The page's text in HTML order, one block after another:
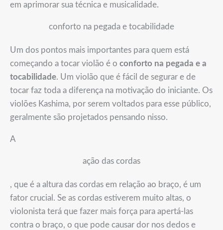
em aprimorar sua técnica e musicalidade.
conforto na pegada e tocabilidade
Um dos pontos mais importantes para quem está
começando a tocar violão é o conforto na pegada e a
tocabilidade. Um violão que é fácil de segurar e de
tocar faz toda a diferença na motivação do iniciante. Os
violões Kashima, por serem voltados para esse público,
geralmente são projetados pensando nisso.
A
ação das cordas
, que é a altura das cordas em relação ao braço, é um
fator crucial. Se as cordas estiverem muito altas, o
violonista terá que fazer mais força para apertá-las
contra o braço, o que pode causar dor nos dedos e